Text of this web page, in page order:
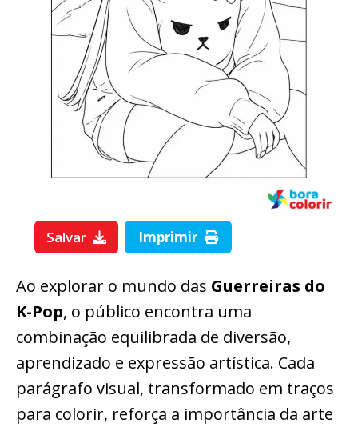
Salvar Imprimir
Ao explorar o mundo das Guerreiras do
K-Pop, o público encontra uma
combinação equilibrada de diversão,
aprendizado e expressão artística. Cada
parágrafo visual, transformado em traços
para colorir, reforça a importância da arte